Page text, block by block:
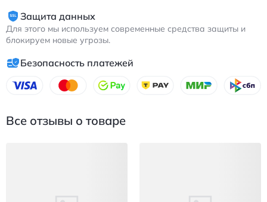
Защита данных
Для этого мы используем современные средства защиты и
блокируем новые угрозы.
Безопасность платежей
Все отзывы о товаре